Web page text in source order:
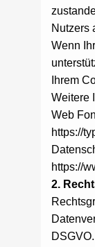
Nutzers
Wenn
Ihrem
Weitere
Web
https://
https://
2.
DSGVO.